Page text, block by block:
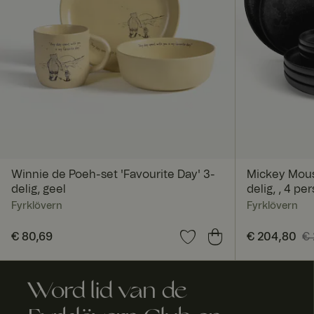
Winnie de Poeh-set 'Favourite Day' 3-
delig, geel
Fyrklövern
Prijs:€ 80,69
€ 80,69
Mickey
delig, , 4
Fyrklövern
Huidige prijs
€ 204,80 €
Word lid van de